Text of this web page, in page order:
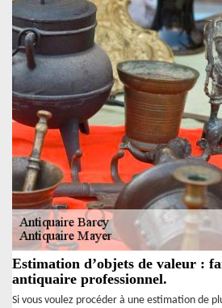
Estimation d’objets de valeur :
antiquaire professionnel.
Si vous voulez procéder à une estimation de